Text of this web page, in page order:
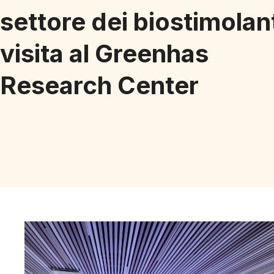
settore dei
visita al Greenhas
Research Center